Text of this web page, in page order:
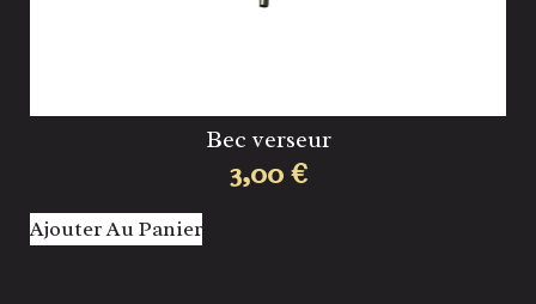
Bec verseur
3,00€
Ajouter Au Panier